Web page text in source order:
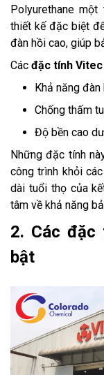
Polyurethane
thiết kế đặc biệt
đàn hồi cao, giúp
Các đặc tính Vitec
Khả năng
Chống thấm
Độ bền cao
Những đặc tính
công trình khỏi
dài tuổi thọ của
tâm về khả năng
2. Các đặc
bật